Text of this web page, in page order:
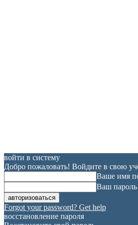
войти в систему
Добро пожаловать! Войдите в свою
Ваше имя
Ваш пароль
Forgot your password? Get help
восстановление пароля